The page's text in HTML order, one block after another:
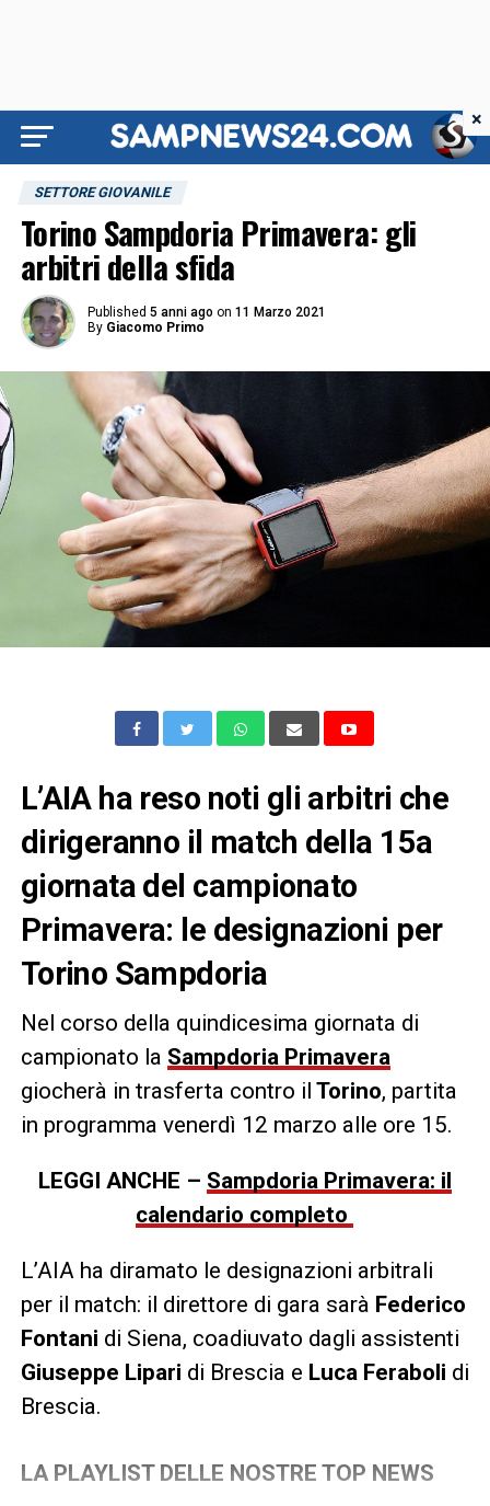
SETTORE GIOVANILE
Torino Sampdoria Primavera: gli
arbitri della sfida
Published 5 anni ago on 11 Marzo 2021
By Giacomo Primo
L’AIA ha reso noti gli arbitri che
dirigeranno il match della 15a
giornata del campionato
Primavera: le designazioni per
Torino Sampdoria
Nel corso della quindicesima giornata di
campionato la Sampdoria Primavera
giocherà in trasferta contro il Torino, partita
in programma venerdì 12 marzo alle ore 15.
LEGGI ANCHE – Sampdoria Primavera: il
calendario completo
L’AIA ha diramato le designazioni arbitrali
per il match: il direttore di gara sarà Federico
Fontani di Siena, coadiuvato dagli assistenti
Giuseppe Lipari di Brescia e Luca Feraboli di
Brescia.
LA PLAYLIST DELLE NOSTRE TOP NEWS
×